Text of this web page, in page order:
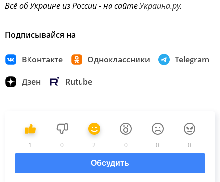
Всё об Украине из России - на сайтеУкраина.ру.
Подписывайся на
ВКонтакте Одноклассники Telegram
Дзен Rutube
1 0 2 0 0 0
Обсудить